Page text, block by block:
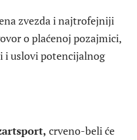
zvezda i najtrofejniji
o plaćenoj pozajmici,
i uslovi potencijalnog
crveno-beli će